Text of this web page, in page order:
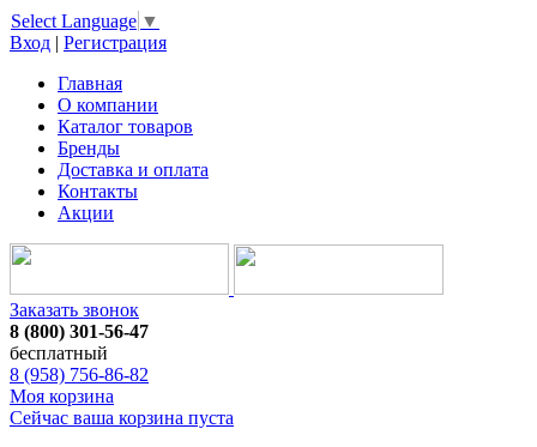
Select Language ▼
Вход | Регистрация
Главная
О компании
Каталог товаров
Бренды
Доставка и оплата
Контакты
Акции
Заказать звонок
8 (800) 301-56-47
бесплатный
8 (958) 756-86-82
Моя корзина
Сейчас ваша корзина пуста